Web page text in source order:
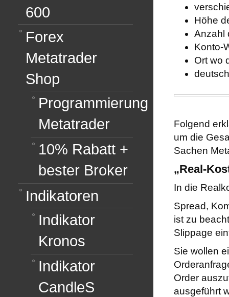
Höhe
Anzahl
Konto-
Ort wo
Folgend
um die
Sachen
„Real-
In die
Spread,
ist zu
Slippage
Sie wollen
Order
ausgeführt
600
Forex
Metatrader
Shop
Programmierung
Metatrader
10% Rabatt +
bester Broker
Indikatoren
Indikator
Kronos
Indikator
CandleS